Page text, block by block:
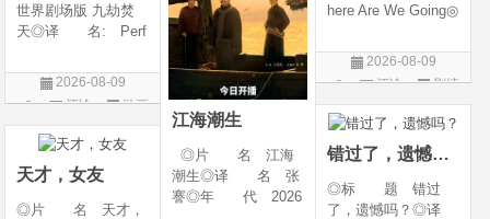
世界剧场版 九劫焚
天◎译 名: Perf
ne Calamities Burnin
g Heaven / Perfect
ribulations Incinerate
the H
2026-08-09
评论
动画
片
江海潮生
◎片 名 江海
潮生◎译 名 张
謇◎年 代 2026
here Are We Going◎
产 地 中国大陆
◎类 别 剧情◎
话◎上映日期 2026
-06-12(中国大陆)◎
2026-08-09
评论
剧情
片
错过了，遗憾吗？
◎标 题 错过
了，遗憾吗？◎译
天才，女友
◎片 名 天才，